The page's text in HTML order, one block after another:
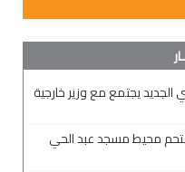
يجتمع مع وزير خارجية
محيط مسجد عبد الحي